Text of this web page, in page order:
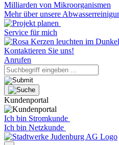
Milliarden von Mikroorganismen
Mehr über unsere
Service für mich
Kontaktieren Sie uns!
Anrufen
Kundenportal
Ich bin Stromkunde
Ich bin Netzkunde